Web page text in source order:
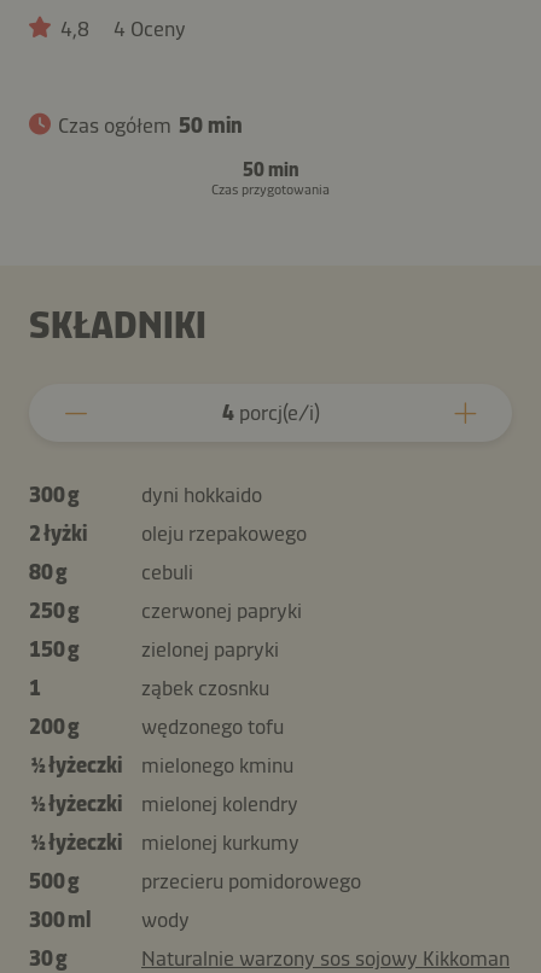
4,8 4 Oceny
Czas ogółem 50 min
50 min
Czas przygotowania
SKŁADNIKI
4porcj(e/i)
300 g
dyni hokkaido
2 łyżki
oleju rzepakowego
80 g
cebuli
250 g
czerwonej papryki
150 g
zielonej papryki
1
ząbek czosnku
200 g
wędzonego tofu
½ łyżeczki
mielonego kminu
½ łyżeczki
mielonej kolendry
½ łyżeczki
mielonej kurkumy
500 g
przecieru pomidorowego
300 ml
wody
30 g
Naturalnie warzony sos sojowy Kikkoman